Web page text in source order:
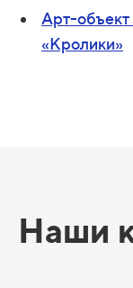
Арт-объект
«Кролики»
Наши